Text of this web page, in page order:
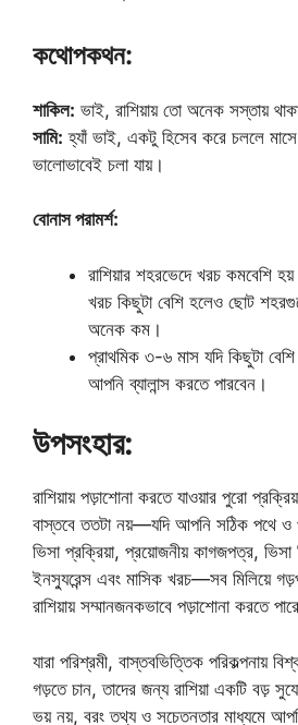
কথোপকথন:
শাকিল: ভাই, রাশিয়ায় তো অনেক সস্তায়
সামি: হ্যাঁ ভাই, একটু হিসেব করে চললে
ভালোভাবেই চলা যায়।
বোনাস পরামর্শ:
রাশিয়ার শহরভেদে খরচ কমবেশি
খরচ কিছুটা বেশি হলেও ছোট
অনেক কম।
প্রাথমিক ৩-৬ মাস যদি কিছুটা
আপনি ব্যালান্স করতে পারবেন।
উপসংহার:
রাশিয়ায় পড়াশোনা করতে যাওয়ার পুরো
বাস্তবে ততটা নয়—যদি আপনি সঠিক পথে ও
ভিসা প্রক্রিয়া, প্রয়োজনীয় কাগজপত্র, ভিসা
ইনস্যুরেন্স এবং মাসিক খরচ—সব মিলিয়ে
রাশিয়ায় সম্মানজনকভাবে পড়াশোনা করতে
যারা পরিশ্রমী, বাস্তবভিত্তিক পরিকল্পনায়
গড়তে চান, তাদের জন্য রাশিয়া একটি বড়
ভয় নয়, বরং তথ্য ও সচেতনতার মাধ্যমে